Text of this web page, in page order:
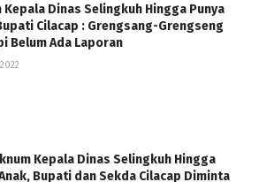
Kepala Dinas Selingkuh Hingga Punya
Cilacap : Grengsang-Grengseng
Belum Ada Laporan
Kepala Dinas Selingkuh Hingga
Bupati dan Sekda Cilacap Diminta